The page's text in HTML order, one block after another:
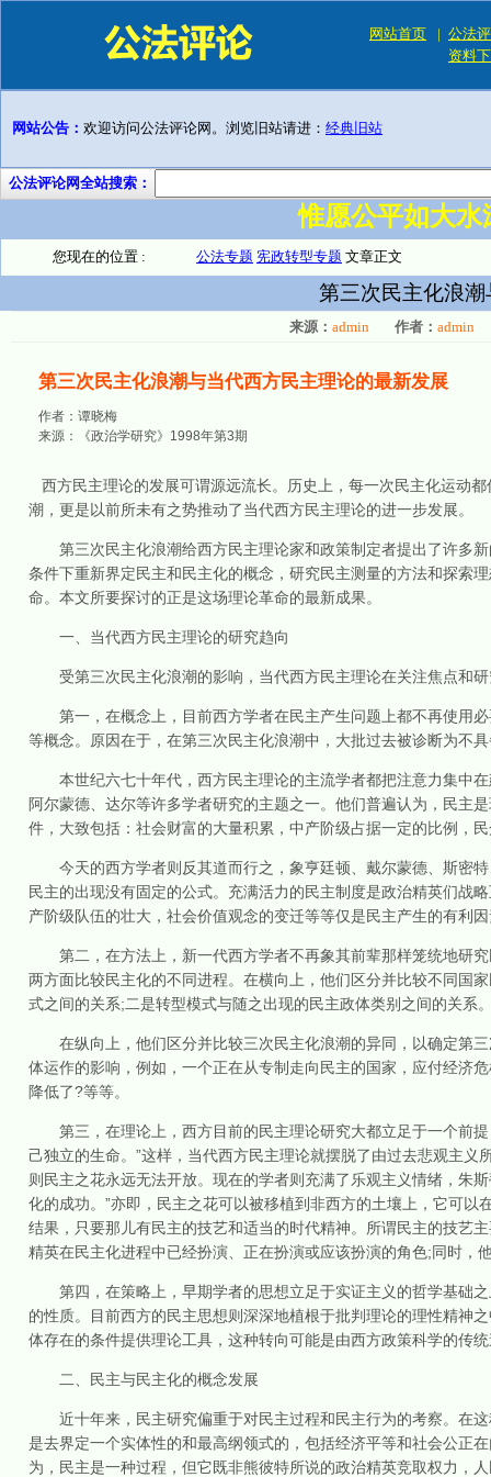
网站首页 | 公法
资料
网站公告： 欢迎访问公法评论网。浏览旧站请进： 经典旧站
公法评论网全站搜索：
惟愿公平如大
您现在的位置 : 公法专题 宪政转型专题 文章正文
第三次民主化浪
来源： admin 作者： admin
第三次民主化浪潮与当代西方民主理论的最新发展
作者：谭晓梅
来源：《政治学研究》1998年第3期
西方民主理论的发展可谓源远流长。历史上，每一次民主化运动
潮，更是以前所未有之势推动了当代西方民主理论的进一步发展。
第三次民主化浪潮给西方民主理论家和政策制定者提出了许多新
条件下重新界定民主和民主化的概念，研究民主测量的方法和探索
命。本文所要探讨的正是这场理论革命的最新成果。
一、当代西方民主理论的研究趋向
受第三次民主化浪潮的影响，当代西方民主理论在关注焦点和研
第一，在概念上，目前西方学者在民主产生问题上都不再使用必
等概念。原因在于，在第三次民主化浪潮中，大批过去被诊断为不
本世纪六七十年代，西方民主理论的主流学者都把注意力集中在
阿尔蒙德、达尔等许多学者研究的主题之一。他们普遍认为，民主
件，大致包括：社会财富的大量积累，中产阶级占据一定的比例，
今天的西方学者则反其道而行之，象亨廷顿、戴尔蒙德、斯密特
民主的出现没有固定的公式。充满活力的民主制度是政治精英们战
产阶级队伍的壮大，社会价值观念的变迁等等仅是民主产生的有利
第二，在方法上，新一代西方学者不再象其前辈那样笼统地研究
两方面比较民主化的不同进程。在横向上，他们区分并比较不同国
式之间的关系;二是转型模式与随之出现的民主政体类别之间的关系
在纵向上，他们区分并比较三次民主化浪潮的异同，以确定第三
体运作的影响，例如，一个正在从专制走向民主的国家，应付经济
降低了?等等。
第三，在理论上，西方目前的民主理论研究大都立足于一个前提
己独立的生命。”这样，当代西方民主理论就摆脱了由过去悲观主
则民主之花永远无法开放。现在的学者则充满了乐观主义情绪，朱
化的成功。”亦即，民主之花可以被移植到非西方的土壤上，它可
结果，只要那儿有民主的技艺和适当的时代精神。所谓民主的技艺
精英在民主化进程中已经扮演、正在扮演或应该扮演的角色;同时，
第四，在策略上，早期学者的思想立足于实证主义的哲学基础之
的性质。目前西方的民主思想则深深地植根于批判理论的理性精神
体存在的条件提供理论工具，这种转向可能是由西方政策科学的传
二、民主与民主化的概念发展
近十年来，民主研究偏重于对民主过程和民主行为的考察。在这
是去界定一个实体性的和最高纲领式的，包括经济平等和社会公正
为，民主是一种过程，但它既非熊彼特所说的政治精英竞取权力，